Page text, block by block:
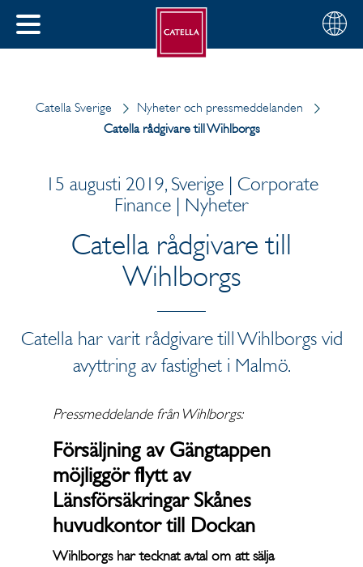
STÄNG
Välj
din
Svenska
Catella Sverige
Nyheter och pressmeddelanden
Catella rådgivare till Wihlborgs
15 augusti 2019, Sverige | Corporate
Finance | Nyheter
Catella rådgivare till
Wihlborgs
Catella har varit rådgivare till Wihlborgs vid
avyttring av fastighet i Malmö.
Pressmeddelande från Wihlborgs:
Försäljning av Gängtappen
möjliggör flytt av
Länsförsäkringar Skånes
huvudkontor till Dockan
Wihlborgs har tecknat avtal om att sälja